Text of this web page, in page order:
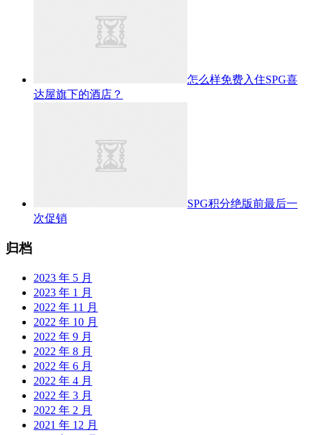
怎么样免费入住SPG喜
达屋旗下的酒店？
SPG积分绝版前最后一
次促销
归档
2023 年 5 月
2023 年 1 月
2022 年 11 月
2022 年 10 月
2022 年 9 月
2022 年 8 月
2022 年 6 月
2022 年 4 月
2022 年 3 月
2022 年 2 月
2021 年 12 月